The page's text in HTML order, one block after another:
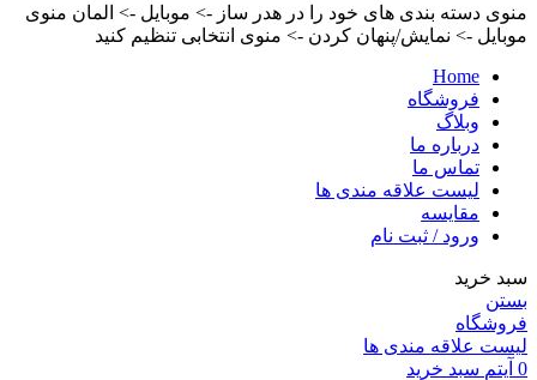
منوی دسته بندی های خود را در هدر ساز -> موبایل -> المان منوی
موبایل -> نمایش/پنهان کردن -> منوی انتخابی تنظیم کنید
Home
فروشگاه
وبلاگ
درباره ما
تماس ما
لیست علاقه مندی ها
مقایسه
ورود / ثبت نام
سبد خرید
بستن
فروشگاه
لیست علاقه مندی ها
0 آیتم سبد خرید